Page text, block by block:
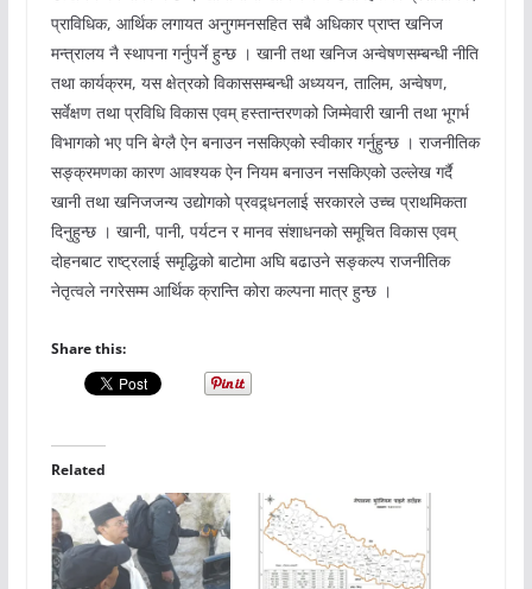
प्राविधिक, आर्थिक लगायत अनुगमनसहित सबै अधिकार प्राप्त खनिज
मन्त्रालय नै स्थापना गर्नुपर्ने हुन्छ । खानी तथा खनिज अन्वेषणसम्बन्धी नीति
तथा कार्यक्रम, यस क्षेत्रको विकाससम्बन्धी अध्ययन, तालिम, अन्वेषण,
सर्वेक्षण तथा प्रविधि विकास एवम् हस्तान्तरणको जिम्मेवारी खानी तथा भूगर्भ
विभागको भए पनि बेग्लै ऐन बनाउन नसकिएको स्वीकार गर्नुहुन्छ । राजनीतिक
सङ्क्रमणका कारण आवश्यक ऐन नियम बनाउन नसकिएको उल्लेख गर्दै
खानी तथा खनिजजन्य उद्योगको प्रवद्र्धनलाई सरकारले उच्च प्राथमिकता
दिनुहुन्छ । खानी, पानी, पर्यटन र मानव संशाधनको समूचित विकास एवम्
दोहनबाट राष्ट्रलाई समृद्धिको बाटोमा अघि बढाउने सङ्कल्प राजनीतिक
नेतृत्वले नगरेसम्म आर्थिक क्रान्ति कोरा कल्पना मात्र हुन्छ ।
Share this:
Related